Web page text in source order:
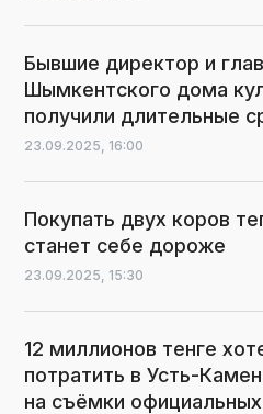
Бывшие директор и
Шымкентского дома
получили длительные
23.09.2025, 16:00
Покупать двух коров
станет себе дороже
23.09.2025, 15:30
12 миллионов тенге
потратить в Усть-
на съёмки официальных